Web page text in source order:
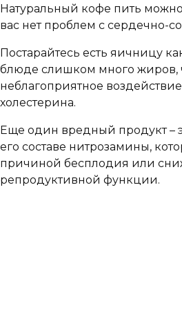
Натуральный кофе пить
вас нет проблем с сердечно-
Постарайтесь есть яичницу
блюде слишком много жиров,
неблагоприятное
холестерина.
Еще один вредный продукт –
его составе нитрозамины,
причиной бесплодия или
репродуктивной функции.